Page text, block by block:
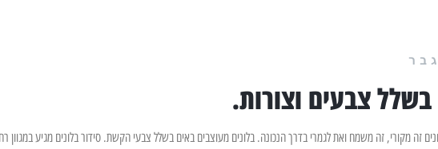
בשלל צבעים וצורות.
זה מקורי, זה משמח ואת לגמרי בדרך הנכונה. בלונים מעוצבים באים בשלל צבעי הקשת. סידור בלונים מגיע במגוון